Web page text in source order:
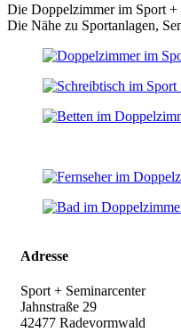
Die Doppelzimmer im Sport +
Die Nähe zu Sportanlagen,
Adresse
Sport + Seminarcenter
Jahnstraße 29
42477 Radevormwald